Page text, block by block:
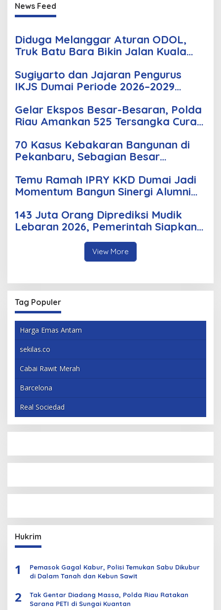
News Feed
Diduga Melanggar Aturan ODOL,
Truk Batu Bara Bikin Jalan Kuala
Sugiyarto dan Jajaran Pengurus
IKJS Dumai Periode 2026–2029
Gelar Ekspos Besar-Besaran, Polda
Riau Amankan 525 Tersangka Curat,
70 Kasus Kebakaran Bangunan di
Pekanbaru, Sebagian Besar
Temu Ramah IPRY KKD Dumai Jadi
Momentum Bangun Sinergi Alumni
143 Juta Orang Diprediksi Mudik
Lebaran 2026, Pemerintah Siapkan
Berbagai Inovasi
View More
Tag Populer
Harga Emas Antam
sekilas.co
Cabai Rawit Merah
Barcelona
Real Sociedad
Hukrim
1
Pemasok Gagal Kabur, Polisi Temukan Sabu Dikubur
di Dalam Tanah dan Kebun Sawit
2
Tak Gentar Diadang Massa, Polda Riau Ratakan
Sarana PETI di Sungai Kuantan